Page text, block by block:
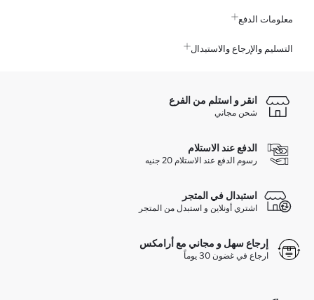
معلومات الدفع
التسليم والإرجاع والاستبدال
انقر و استلم من الفرع
شحن مجاني
الدفع عند الاستلام
رسوم الدفع عند الاستلام 20 جنيه
استبدال في المتجر
اشتري أونلاين و استبدل من المتجر
إرجاع سهل و مجاني مع أرامكس
ارجاع في غضون 30 يوماً